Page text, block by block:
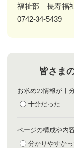
福祉部 長寿福
0742-34-5439
皆さま
お求めの情報が十
十分だった
ページの構成や内
分かりやすかっ